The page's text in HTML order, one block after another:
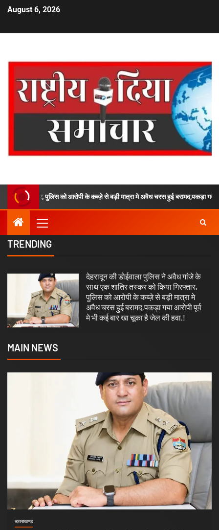
August 6, 2026
को आरोपी के कब्ज़े से बड़ी मात्रा मे अवैध चरस हुई बरामद,पकड़ा गया आरोपी पूर्व मे भी कई
TRENDING
देहरादून की डोईवाला पुलिस ने अवैध गांजे के
साथ एक शातिर तस्कर को किया गिरफ्तार,
पुलिस को आरोपी के कब्ज़े से बड़ी मात्रा मे
अवैध चरस हुई बरामद,पकड़ा गया आरोपी पूर्व
मे भी कई बार खा चूका है जेल की हवा.!
MAIN NEWS
उत्तराखण्ड